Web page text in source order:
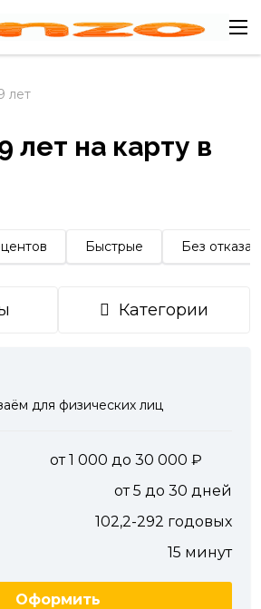
лет
лет на карту в
Быстрые Без отказа
Категории
для физических лиц
от 1 000 до 30 000
от 5 до 30 дней
102,2-292 годовых
15 минут
Оформить